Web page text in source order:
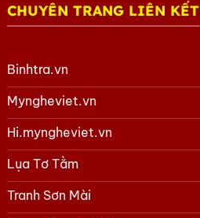
CHUYÊN TRANG LIÊN KẾT
Binhtra.vn
Myngheviet.vn
Hi.myngheviet.vn
Lụa Tơ Tằm
Tranh Sơn Mài